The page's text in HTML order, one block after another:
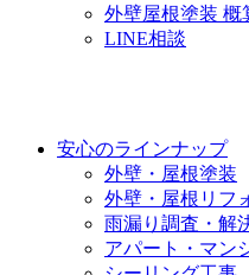
外壁屋根塗装 概
LINE相談
安心のラインナップ
外壁・屋根塗装
外壁・屋根リフ
雨漏り調査・解
アパート・マン